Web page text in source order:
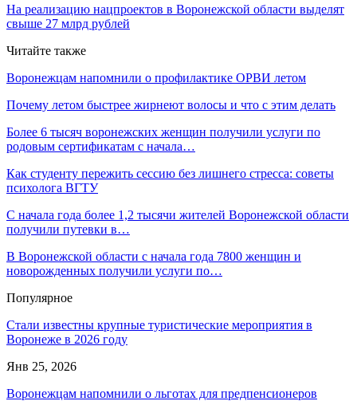
На реализацию нацпроектов в Воронежской области выделят
свыше 27 млрд рублей
Читайте также
Воронежцам напомнили о профилактике ОРВИ летом
Почему летом быстрее жирнеют волосы и что с этим делать
Более 6 тысяч воронежских женщин получили услуги по
родовым сертификатам с начала…
Как студенту пережить сессию без лишнего стресса: советы
психолога ВГТУ
С начала года более 1,2 тысячи жителей Воронежской области
получили путевки в…
В Воронежской области с начала года 7800 женщин и
новорожденных получили услуги по…
Популярное
Стали известны крупные туристические мероприятия в
Воронеже в 2026 году
Янв 25, 2026
Воронежцам напомнили о льготах для предпенсионеров